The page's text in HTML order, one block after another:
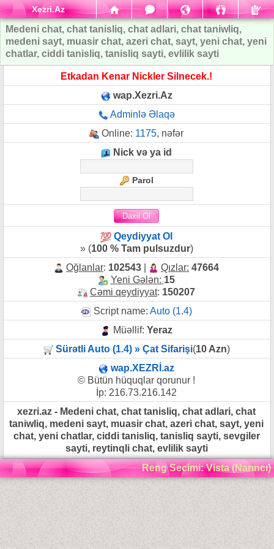
Xezri.Az
Medeni chat, chat tanisliq, chat adlari, chat taniwliq,
medeni sayt, muasir chat, azeri chat, sayt, yeni chat, yeni
chatlar, ciddi tanisliq, tanisliq sayti, evlilik sayti
Etkadan Kenar Nickler Silnecek.!
wap.Xezri.Az
Adminlə Əlaqə
Online: 1175, nəfər
Nick və ya id
Parol
Qeydiyyat Ol
» (100 % Tam pulsuzdur)
Oğlanlar: 102543 Qızlar: 47664
Yeni Gələn: 15
Cəmi qeydiyyat: 150207
Script name: Auto (1.4)
Müəllif: Yeraz
Sürətli Auto (1.4) » Çat Sifarişi(10 Azn)
wap.XEZRİ.az
© Bütün hüquqlar qorunur !
İp: 216.73.216.142
xezri.az - Medeni chat, chat tanisliq, chat adlari, chat
taniwliq, medeni sayt, muasir chat, azeri chat, sayt, yeni
chat, yeni chatlar, ciddi tanisliq, tanisliq sayti, sevgiler
sayti, reytinqli chat, evlilik sayti
Reng Secimi: Vista (Narıncı)